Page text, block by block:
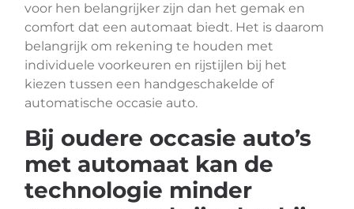
voor hen belangrijker zijn dan het gemak en
comfort dat een automaat biedt. Het is daarom
belangrijk om rekening te houden met
individuele voorkeuren en rijstijlen bij het
kiezen tussen een handgeschakelde of
automatische occasie auto.
Bij oudere occasie auto’s
met automaat kan de
technologie minder